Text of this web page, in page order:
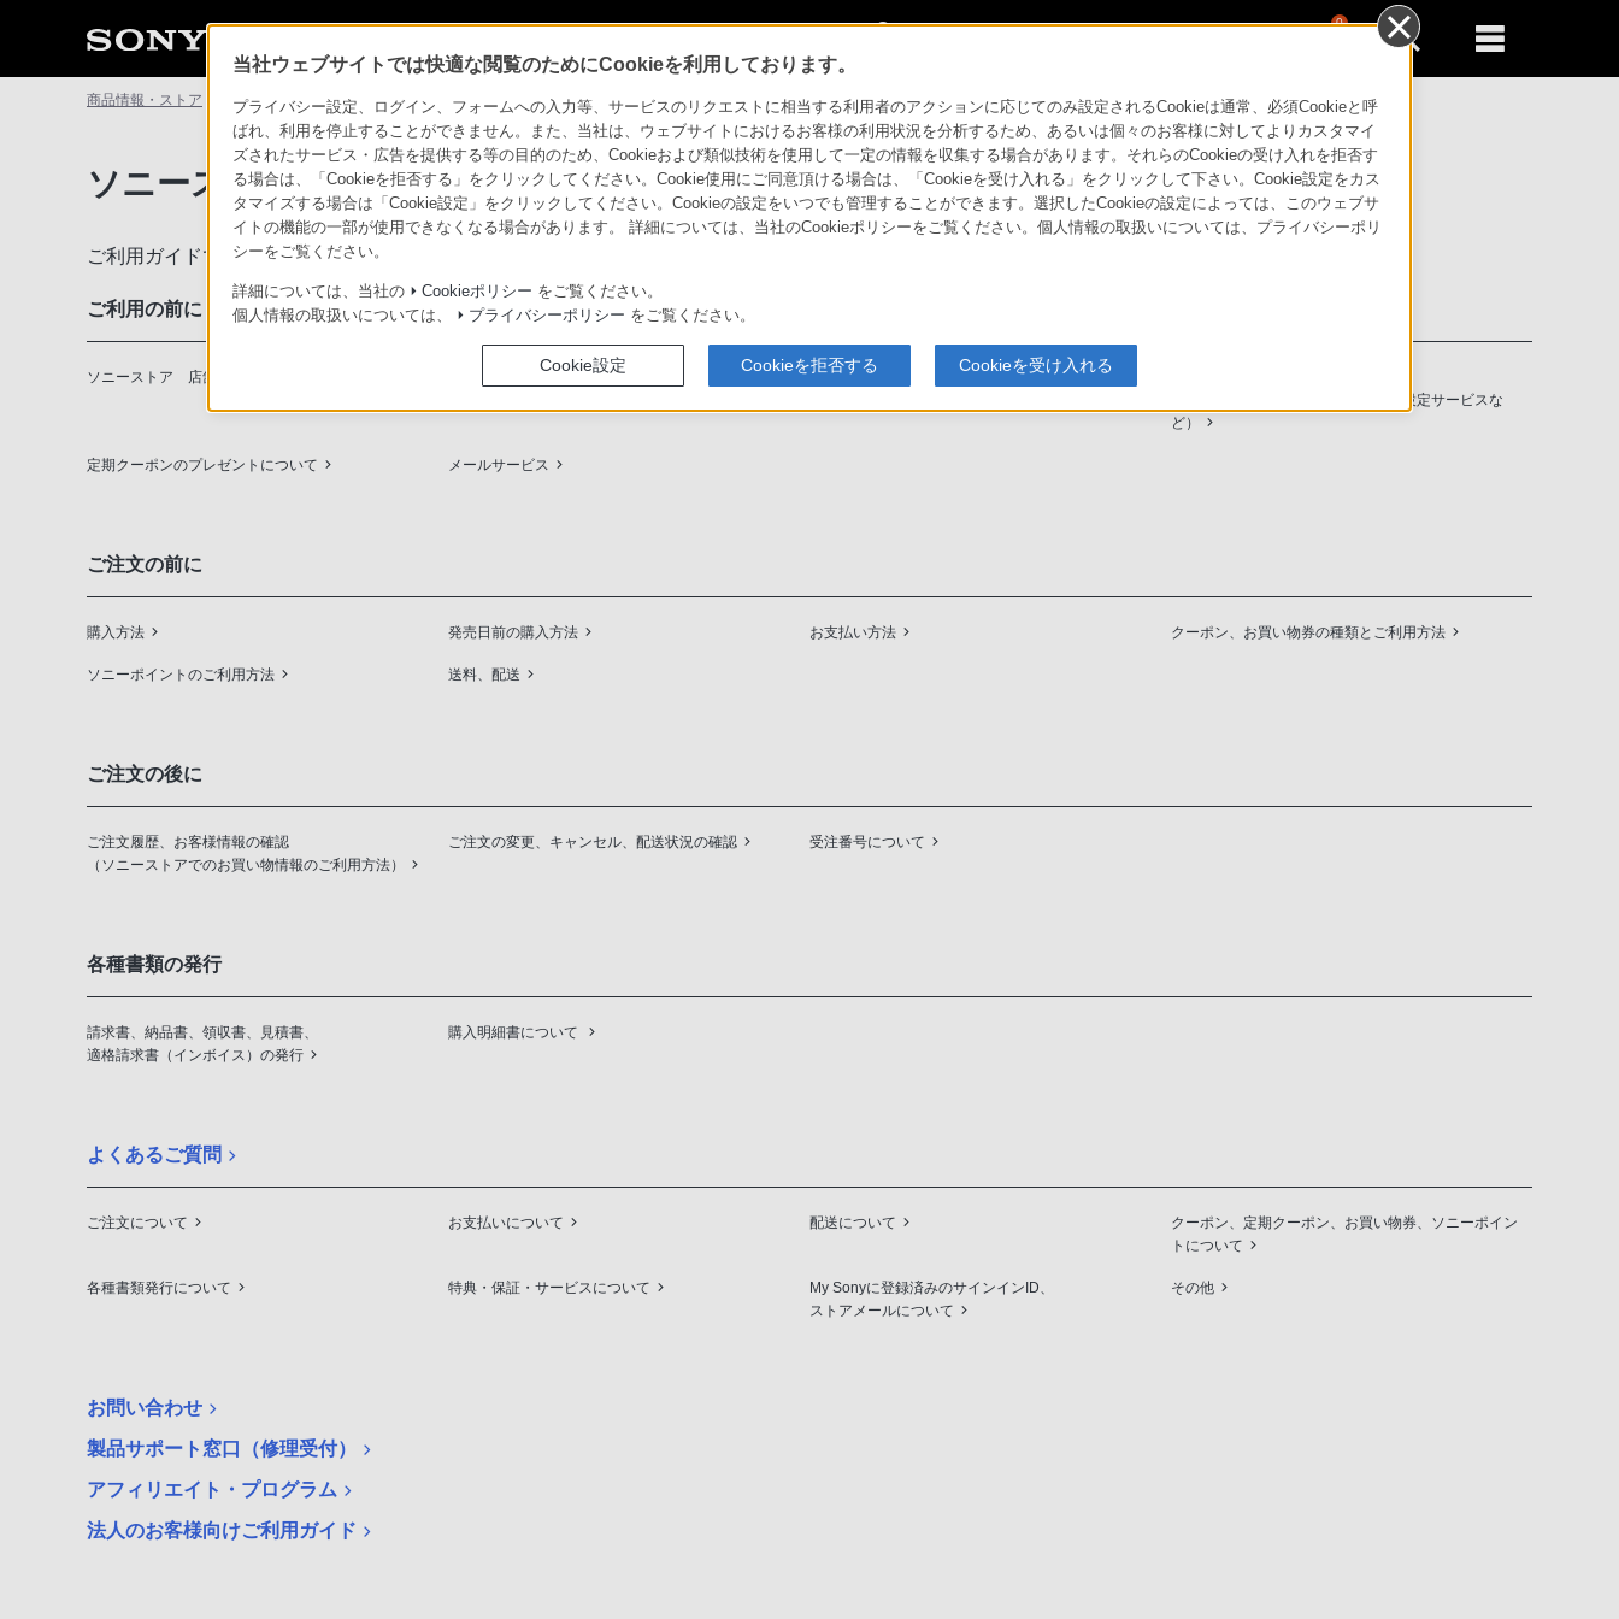
0
商品情報・ストア ソニーストアについて ソニーストアのご利用ガイド
ソニーストアのご利用ガイド
ご利用ガイドでは、ソニーストアのご利用方法・サービスに関しまとめてご案内しております。
ご利用の前に
ソニーストア 店舗のご案内 ソニーショップ（ソニーストア取次店）のご案内 My Sonyでの購入について
（長期保証、下取サービス、設置・設定サービスな
ど）
定期クーポンのプレゼントについて メールサービス
ご注文の前に
購入方法 発売日前の購入方法 お支払い方法 クーポン、お買い物券の種類とご利用方法
ソニーポイントのご利用方法 送料、配送
ご注文の後に
ご注文履歴、お客様情報の確認
（ソニーストアでのお買い物情報のご利用方法）
ご注文の変更、キャンセル、配送状況の確認 受注番号について
各種書類の発行
請求書、納品書、領収書、見積書、
適格請求書（インボイス）の発行
購入明細書について
よくあるご質問
ご注文について お支払いについて 配送について
クーポン、定期クーポン、お買い物券、ソニーポイン
トについて
各種書類発行について 特典・保証・サービスについて
My Sonyに登録済みのサインインID、
ストアメールについて
その他
お問い合わせ
製品サポート窓口（修理受付）
アフィリエイト・プログラム
法人のお客様向けご利用ガイド
当社ウェブサイトでは快適な閲覧のためにCookieを利用しております。
プライバシー設定、ログイン、フォームへの入力等、サービスのリクエストに相当する利用者のアクションに応じてのみ設定されるCookieは通常、必須Cookieと呼
ばれ、利用を停止することができません。また、当社は、ウェブサイトにおけるお客様の利用状況を分析するため、あるいは個々のお客様に対してよりカスタマイ
ズされたサービス・広告を提供する等の目的のため、Cookieおよび類似技術を使用して一定の情報を収集する場合があります。それらのCookieの受け入れを拒否す
る場合は、「Cookieを拒否する」をクリックしてください。Cookie使用にご同意頂ける場合は、「Cookieを受け入れる」をクリックして下さい。Cookie設定をカス
タマイズする場合は「Cookie設定」をクリックしてください。Cookieの設定をいつでも管理することができます。選択したCookieの設定によっては、このウェブサ
イトの機能の一部が使用できなくなる場合があります。 詳細については、当社のCookieポリシーをご覧ください。個人情報の取扱いについては、プライバシーポリ
シーをご覧ください。
詳細については、当社の Cookieポリシー をご覧ください。
個人情報の取扱いについては、
プライバシーポリシー をご覧ください。
Cookie設定 Cookieを拒否する Cookieを受け入れる